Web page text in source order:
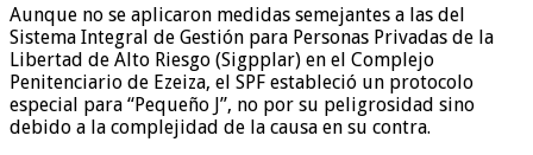
Aunque no se aplicaron medidas semejantes a las del
Sistema Integral de Gestión para Personas Privadas de la
Libertad de Alto Riesgo (Sigpplar) en el Complejo
Penitenciario de Ezeiza, el SPF estableció un protocolo
especial para “Pequeño J”, no por su peligrosidad sino
debido a la complejidad de la causa en su contra.